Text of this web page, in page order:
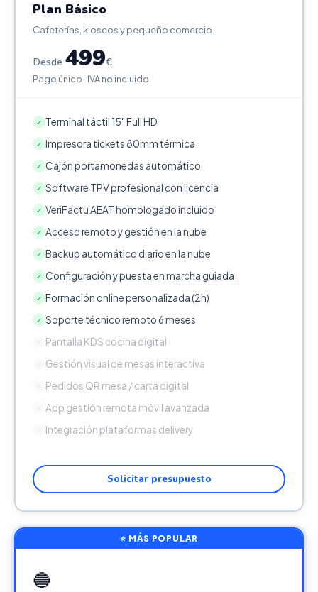
Plan Básico
Cafeterías, kioscos y pequeño comercio
Desde 499€
Pago único · IVA no incluido
✓ Terminal táctil 15" Full HD
✓ Impresora tickets 80mm térmica
✓ Cajón portamonedas automático
✓ Software TPV profesional con licencia
✓ VeriFactu AEAT homologado incluido
✓ Acceso remoto y gestión en la nube
✓ Backup automático diario en la nube
✓ Configuración y puesta en marcha guiada
✓ Formación online personalizada (2h)
✓ Soporte técnico remoto 6 meses
Pantalla KDS cocina digital
Gestión visual de mesas interactiva
Pedidos QR mesa / carta digital
App gestión remota móvil avanzada
Integración plataformas delivery
Solicitar presupuesto
⭐ MÁS POPULAR
🔵